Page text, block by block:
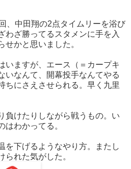
、中田翔の2点タイムリーを浴び
わざ勝ってるスタメンに手を入
せかと思いました。
いますが、エース（＝カープキ
いなんて、開幕投手なんてやる
ちにさえさせられる。早く九里
負けたりしながら戦うもの。い
はわかってる。
を下げるようなやり方。またし
られた気がした。